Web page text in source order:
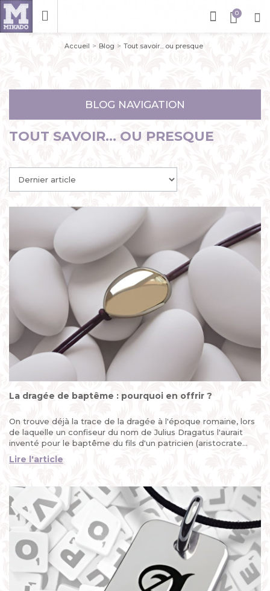
Accueil Blog Tout savoir... ou presque
BLOG NAVIGATION
TOUT SAVOIR... OU PRESQUE
La dragée de baptême : pourquoi en offrir ?
On trouve déjà la trace de la dragée à l'époque romaine, lors
de laquelle un confiseur du nom de Julius Dragatus l'aurait
inventé pour le baptême du fils d'un patricien (aristocrate
romain) après avoir accidentellement laissé tomber une
amande dans une jarre de miel...
Lire l'article